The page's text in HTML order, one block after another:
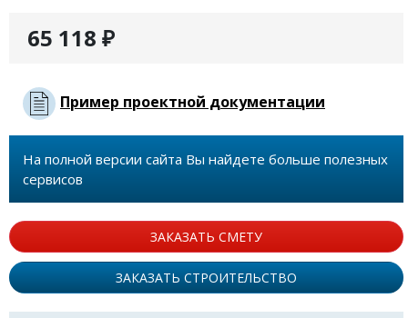
65 118 ₽
Пример проектной документации
На полной версии сайта Вы найдете больше полезных
сервисов
ЗАКАЗАТЬ СМЕТУ
ЗАКАЗАТЬ СТРОИТЕЛЬСТВО